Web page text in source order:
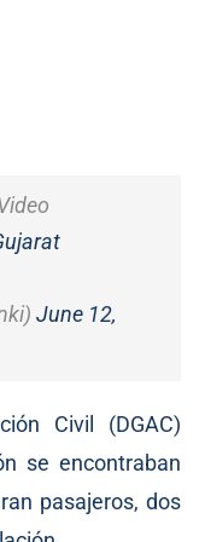
June 12,
Civil (DGAC)
se encontraban
pasajeros, dos